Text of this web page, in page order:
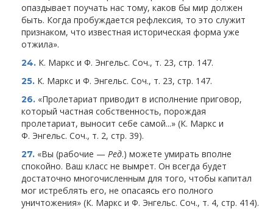
опаздывает поучать нас тому, каков бы мир должен
быть. Когда пробуждается рефлексия, то это служит
признаком, что известная историческая форма уже
отжила».
24. К. Маркс и Ф. Энгельс. Соч., т. 23, стр. 147.
25. К. Маркс и Ф. Энгельс. Соч., т. 23, стр. 147.
26. «Пролетариат приводит в исполнение приговор,
который частная собственность, порождая
пролетариат, выносит себе самой...» (К. Маркс и
Ф. Энгельс. Соч., т. 2, стр. 39).
27. «Вы (рабочие — Ред.) можете умирать вполне
спокойно. Ваш класс не вымрет. Он всегда будет
достаточно многочисленным для того, чтобы капитал
мог истреблять его, не опасаясь его полного
уничтожения» (К. Маркс и Ф. Энгельс. Соч., т. 4, стр. 414).